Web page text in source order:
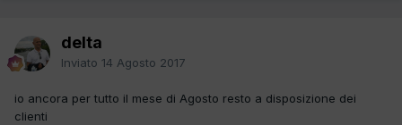
delta
Inviato 14 Agosto 2017
io ancora per tutto il mese di Agosto resto a disposizione dei
clienti